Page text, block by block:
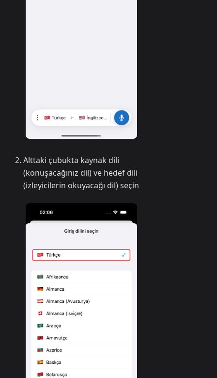
Alttaki çubukta kaynak dili
(konuşacağınız dil) ve hedef dili
(izleyicilerin okuyacağı dil) seçin